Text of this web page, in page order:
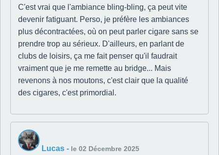
C'est vrai que l'ambiance bling-bling, ça peut vite
devenir fatiguant. Perso, je préfère les ambiances
plus décontractées, où on peut parler cigare sans se
prendre trop au sérieux. D'ailleurs, en parlant de
clubs de loisirs, ça me fait penser qu'il faudrait
vraiment que je me remette au bridge... Mais
revenons à nos moutons, c'est clair que la qualité
des cigares, c'est primordial.
Lucas - le 02 Décembre 2025